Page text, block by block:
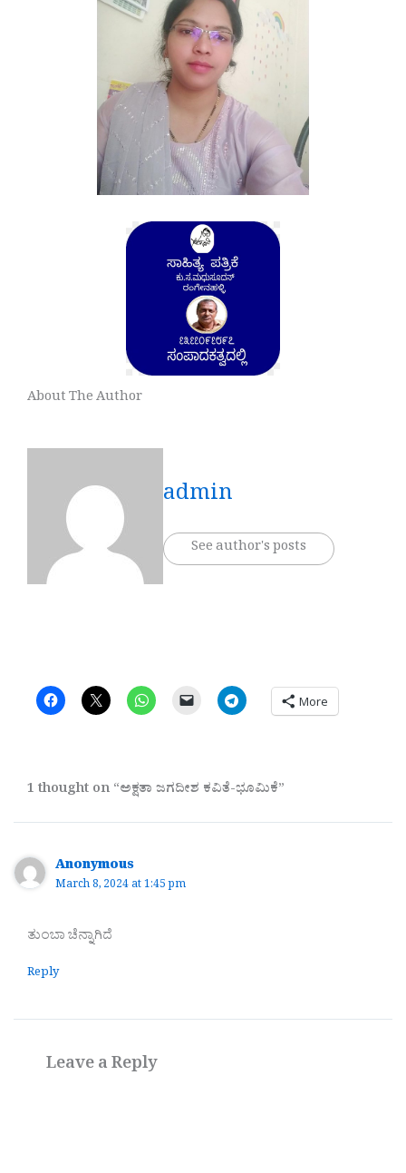
About The Author
admin
See author's posts
More
1 thought on “ಅಕ್ಷತಾ ಜಗದೀಶ ಕವಿತೆ-ಭೂಮಿಕೆ”
Anonymous
March 8, 2024 at 1:45 pm
ತುಂಬಾ ಚೆನ್ನಾಗಿದೆ
Reply
Leave a Reply